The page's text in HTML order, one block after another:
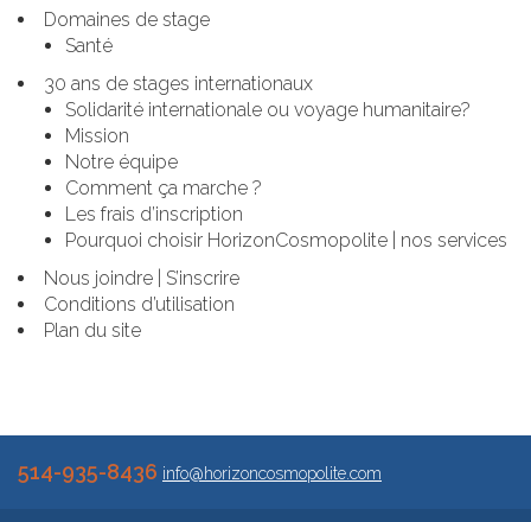
Domaines de stage
Santé
30 ans de stages internationaux
Solidarité internationale ou voyage humanitaire?
Mission
Notre équipe
Comment ça marche ?
Les frais d’inscription
Pourquoi choisir HorizonCosmopolite | nos services
Nous joindre | S’inscrire
Conditions d’utilisation
Plan du site
514-935-8436 info@horizoncosmopolite.com